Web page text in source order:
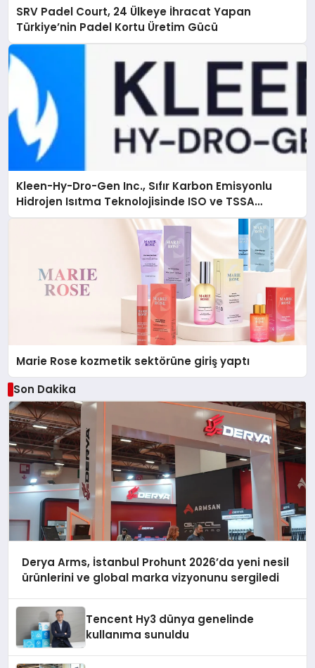
SRV Padel Court, 24 Ülkeye İhracat Yapan
Türkiye’nin Padel Kortu Üretim Gücü
Kleen-Hy-Dro-Gen Inc., Sıfır Karbon Emisyonlu
Hidrojen Isıtma Teknolojisinde ISO ve TSSA
Düzenleyici Onaylarını Aldı
Marie Rose kozmetik sektörüne giriş yaptı
Son Dakika
Derya Arms, İstanbul Prohunt 2026’da yeni nesil
ürünlerini ve global marka vizyonunu sergiledi
Tencent Hy3 dünya genelinde
kullanıma sunuldu